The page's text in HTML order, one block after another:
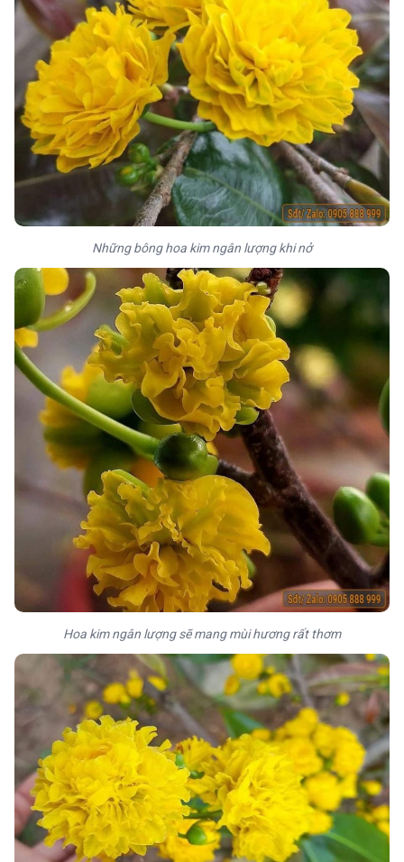
Những bông hoa kim ngân lượng khi nở
Hoa kim ngân lượng sẽ mang mùi hương rất thơm